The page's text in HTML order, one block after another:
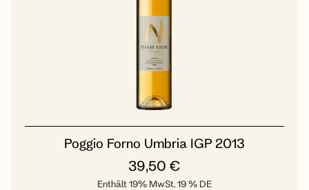
Poggio Forno Umbria IGP 2013
39,50 €
Enthält 19% MwSt. 19 % DE